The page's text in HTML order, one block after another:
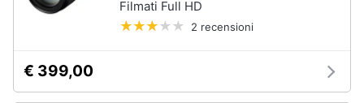
Filmati Full HD
2 recensioni
€ 399,00